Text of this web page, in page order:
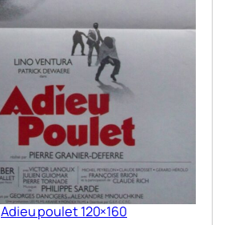
Adieu poulet 120×160